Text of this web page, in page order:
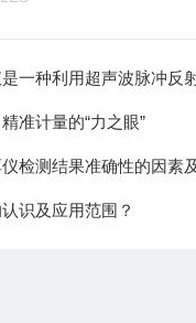
种利用超声波脉冲反射原理进
准计量的“力之眼”
检测结果准确性的因素
识及应用范围？